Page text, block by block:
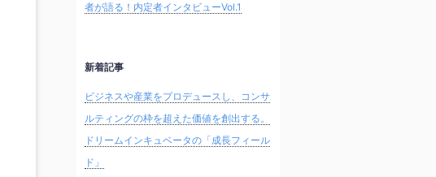
者が語る！内定者インタビューVol.1
新着記事
ビジネスや産業をプロデュースし、コンサ
ルティングの枠を超えた価値を創出する。
ドリームインキュベータの「成長フィール
ド」